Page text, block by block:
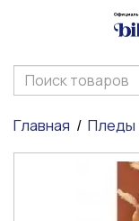
Главная Пледы